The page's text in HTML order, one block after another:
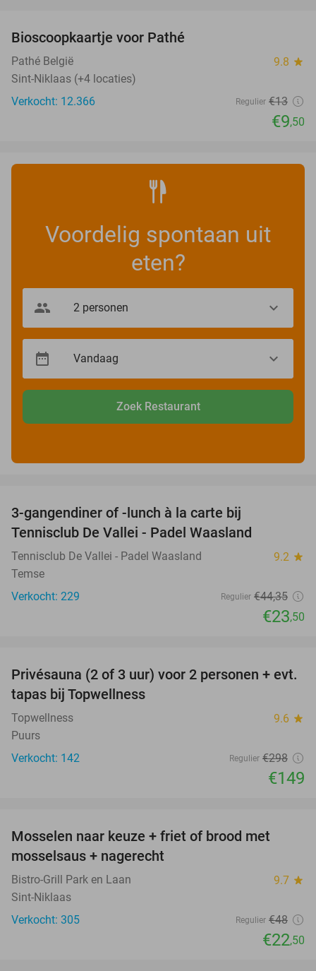
Bioscoopkaartje voor Pathé
Pathé België 9.8 star
Sint-Niklaas (+4 locaties)
Verkocht: 12.366
Regulier €13
€9,50
Voordelig spontaan uit
eten?
Zoek Restaurant
3-gangendiner of -lunch à la carte bij
Tennisclub De Vallei - Padel Waasland
Tennisclub De Vallei - Padel Waasland 9.2 star
Temse
Verkocht: 229
Regulier €44,35
€23,50
50%
Privésauna (2 of 3 uur) voor 2 personen + evt.
tapas bij Topwellness
Topwellness 9.6 star
Puurs
Verkocht: 142
Regulier €298
€149
Mosselen naar keuze + friet of brood met
mosselsaus + nagerecht
Bistro-Grill Park en Laan 9.7 star
Sint-Niklaas
Verkocht: 305
Regulier €48
€22,50